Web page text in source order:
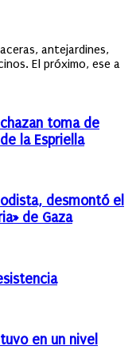
antejardines,
El próximo, ese a
toma de
la Espriella
desmontó el
de Gaza
en un nivel